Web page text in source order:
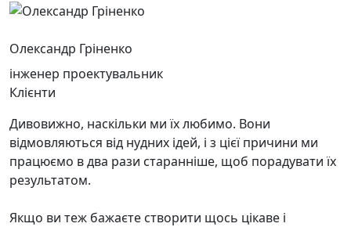
Олександр Гріненко
інженер проектувальник
Клієнти
Дивовижно, наскільки ми їх любимо. Вони
відмовляються від нудних ідей, і з цієї причини ми
працюємо в два рази старанніше, щоб порадувати їх
результатом.
Якщо ви теж бажаєте створити щось цікаве і